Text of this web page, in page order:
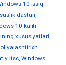
10 issiq
dasturi,
10 kaliti
xususiyatlari,
ltsc, Windows